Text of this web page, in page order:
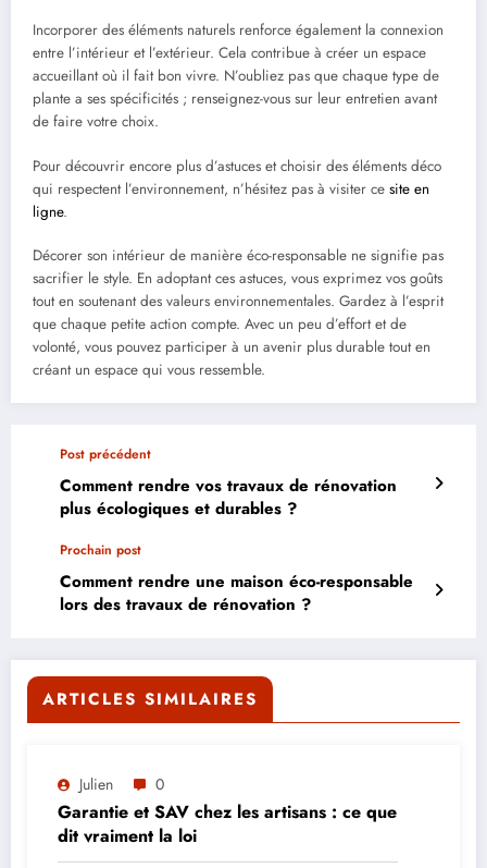
Incorporer des éléments naturels renforce également la connexion
entre l’intérieur et l’extérieur. Cela contribue à créer un espace
accueillant où il fait bon vivre. N’oubliez pas que chaque type de
plante a ses spécificités ; renseignez-vous sur leur entretien avant
de faire votre choix.
Pour découvrir encore plus d’astuces et choisir des éléments déco
qui respectent l’environnement, n’hésitez pas à visiter ce site en
ligne.
Décorer son intérieur de manière éco-responsable ne signifie pas
sacrifier le style. En adoptant ces astuces, vous exprimez vos goûts
tout en soutenant des valeurs environnementales. Gardez à l’esprit
que chaque petite action compte. Avec un peu d’effort et de
volonté, vous pouvez participer à un avenir plus durable tout en
créant un espace qui vous ressemble.
Post précédent
Comment rendre vos travaux de rénovation
plus écologiques et durables ?
Prochain post
Comment rendre une maison éco-responsable
lors des travaux de rénovation ?
ARTICLES SIMILAIRES
Julien 0
Garantie et SAV chez les artisans : ce que
dit vraiment la loi